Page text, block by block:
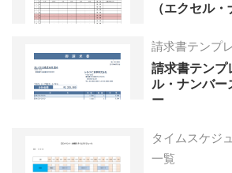
（エクセル・
請求書テンプ
請求書テンプ
ル・ナンバー
ー
タイムスケジ
一覧